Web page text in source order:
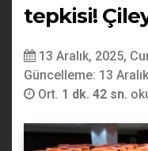
tepkisi!
13 Aralık, 2025,
Güncelleme: 13
Ort. 1 dk. 42 sn.